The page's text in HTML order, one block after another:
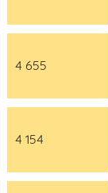
4 655
4 154